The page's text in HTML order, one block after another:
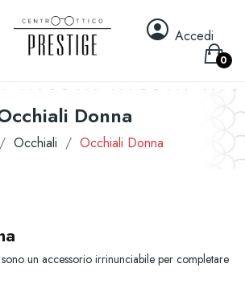
Accedi
0
Donna
Occhiali Occhiali Donna
un accessorio irrinunciabile per completare